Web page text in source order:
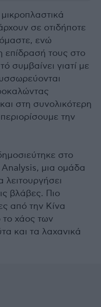
σε οτιδήποτε
ενώ
επίδρασή τους στο
συμβαίνει γιατί με
στη συνολικότερη
την
στο
μια ομάδα
βλάβες. Πιο
από την Κίνα
το χάος των
και τα λαχανικά